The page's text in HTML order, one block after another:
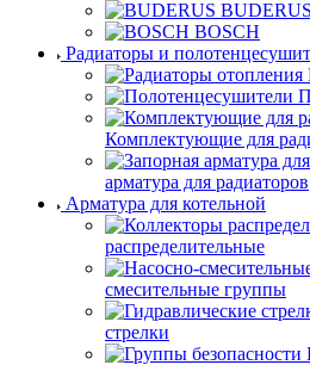
BUDERUS
BOSCH
Радиаторы и
Комплектующие для
арматура для радиаторов
Арматура для котельной
распределительные
смесительные группы
стрелки